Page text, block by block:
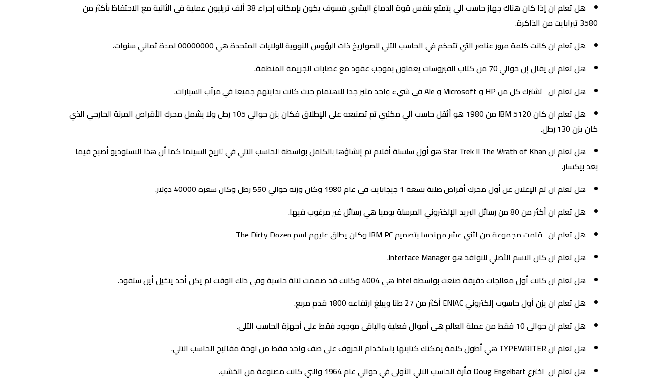
هل تعلم ان إذا كان هناك جهاز حاسب آلي يتمتع بنفس قوة الدماغ البشري فسوف يكون بإمكانه إجراء 38 ألف تريليون عملية في الثانية مع الاحتفاظ بأكثر من
3580 تيرابايت من الذاكرة.
هل تعلم ان كانت كلمة مرور عناصر التي تتحكم في الحاسب الآلي للصواريخ ذات الرؤوس النووية للولايات المتحدة هي 00000000 لمدة ثماني سنوات.
هل تعلم ان يقال إن حوالي 70 من كتاب الفيروسات يعملون بموجب عقود مع عصابات الجريمة المنظمة.
هل تعلم ان تشترك كل من HP و Microsoft و Ale في شيء واحد مثير جدا للاهتمام حيث كانت بدايتهم جميعا في مرآب السيارات.
هل تعلم ان كان IBM 5120 من 1980 هو أثقل حاسب آلي مكتبي تم تصنيعه على الإطلاق فكان يزن حوالي 105 رطل ولا يشمل محرك الأقراص المرنة الخارجي الذي
كان يزن 130 رطل.
هل تعلم ان Star Trek II The Wrath of Khan هو أول سلسلة أفلام تم إنشاؤها بالكامل بواسطة الحاسب الآلي في تاريخ السينما كما أن هذا الاستوديو أصبح فيما
بعد بيكسار.
هل تعلم ان تم الإعلان عن أول محرك أقراص صلبة بسعة 1 جيجابايت في عام 1980 وكان وزنه حوالي 550 رطل وكان سعره 40000 دولار.
هل تعلم ان أكثر من 80 من رسائل البريد الإلكتروني المرسلة يوميا هي رسائل غير مرغوب فيها.
هل تعلم ان قامت مجموعة من اثني عشر مهندسا بتصميم IBM PC وكان يطلق عليهم اسم The Dirty Dozen.
هل تعلم ان كان الاسم الأصلي للنوافذ هو Interface Manager.
هل تعلم ان كانت أول معالجات دقيقة صنعت بواسطة Intel هي 4004 وكانت قد صممت لآلة حاسبة وفي ذلك الوقت لم يكن أحد يتخيل أين ستقود.
هل تعلم ان يزن أول حاسوب إلكتروني ENIAC أكثر من 27 طنا ويبلغ ارتفاعه 1800 قدم مربع.
هل تعلم ان حوالي 10 فقط من عملة العالم هي أموال فعلية والباقي موجود فقط على أجهزة الحاسب الآلي.
هل تعلم ان TYPEWRITER هي أطول كلمة يمكنك كتابتها باستخدام الحروف على صف واحد فقط من لوحة مفاتيح الحاسب الآلي.
هل تعلم ان اخترع Doug Engelbart فأرة الحاسب الآلي الأولى في حوالي عام 1964 والتي كانت مصنوعة من الخشب.